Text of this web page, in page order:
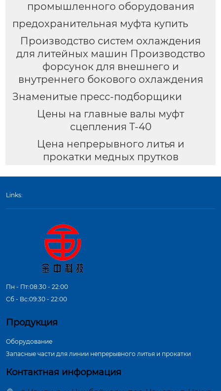
промышленного оборудования
предохранительная муфта купить
Производство систем охлаждения
для литейных машин Производство
форсунок для внешнего и
внутреннего бокового охлаждения
Знаменитые пресс-подборщики
Цены на главные валы муфт
сцепления Т-40
Цена непрерывного литья и
прокатки медных прутков
Links:
Пн - Пт:08:30 - 22:00
Сб - Вс:09:30 - 22:00
Продукция
Оборудование
Запасные части для линии непрерывного литья и прокатки
Контактная информация